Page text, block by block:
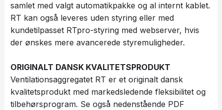
samlet med valgt automatikpakke og al internt kablet.
RT kan også leveres uden styring eller med
kundetilpasset RTpro-styring med webserver, hvis
der ønskes mere avancerede styremuligheder.
ORIGINALT DANSK KVALITETSPRODUKT
Ventilationsaggregatet RT er et originalt dansk
kvalitetsprodukt med markedsledende fleksibilitet og
tilbehørsprogram. Se også nedenstående PDF